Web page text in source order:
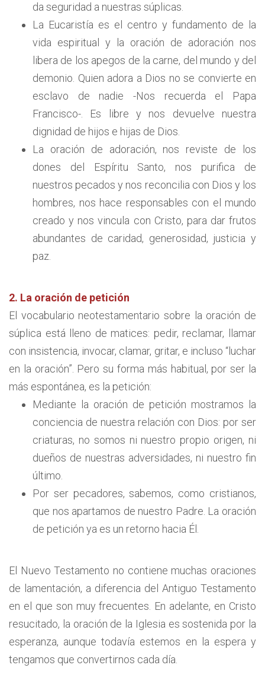
da seguridad a nuestras súplicas.
La Eucaristía es el centro y fundamento de la
vida espiritual y la oración de adoración nos
libera de los apegos de la carne, del mundo y del
demonio. Quien adora a Dios no se convierte en
esclavo de nadie -Nos recuerda el Papa
Francisco-. Es libre y nos devuelve nuestra
dignidad de hijos e hijas de Dios.
La oración de adoración, nos reviste de los
dones del Espíritu Santo, nos purifica de
nuestros pecados y nos reconcilia con Dios y los
hombres, nos hace responsables con el mundo
creado y nos vincula con Cristo, para dar frutos
abundantes de caridad, generosidad, justicia y
paz.
2. La oración de petición
El vocabulario neotestamentario sobre la oración de
súplica está lleno de matices: pedir, reclamar, llamar
con insistencia, invocar, clamar, gritar, e incluso “luchar
en la oración”. Pero su forma más habitual, por ser la
más espontánea, es la petición:
Mediante la oración de petición mostramos la
conciencia de nuestra relación con Dios: por ser
criaturas, no somos ni nuestro propio origen, ni
dueños de nuestras adversidades, ni nuestro fin
último.
Por ser pecadores, sabemos, como cristianos,
que nos apartamos de nuestro Padre. La oración
de petición ya es un retorno hacia Él.
El Nuevo Testamento no contiene muchas oraciones
de lamentación, a diferencia del Antiguo Testamento
en el que son muy frecuentes. En adelante, en Cristo
resucitado, la oración de la Iglesia es sostenida por la
esperanza, aunque todavía estemos en la espera y
tengamos que convertirnos cada día.